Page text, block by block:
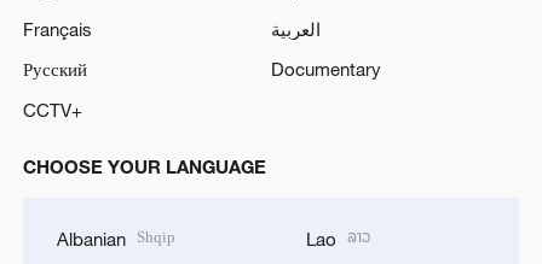
Français
العربية
Русский
Documentary
CCTV+
CHOOSE YOUR LANGUAGE
Albanian Shqip Lao ລາວ